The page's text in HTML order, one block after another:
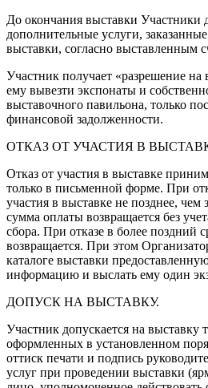
До окончания выставки Участники
дополнительные услуги,
выставки, согласно выставленным
Участник получает «разрешение на
ему вывезти экспонаты и
выставочного павильона, только
финансовой задолженности.
ОТКАЗ ОТ УЧАСТИЯ В
Отказ от участия в выставке
только в письменной форме. При
участия в выставке не позднее, чем
сумма оплаты возвращается без
сбора. При отказе в более поздний
возвращается. При этом
каталоге выставки
информацию и выслать ему один
ДОПУСК НА ВЫСТАВКУ.
Участник допускается на выставку
оформленных в установленном
оттиск печати и подпись
услуг при проведении выставки